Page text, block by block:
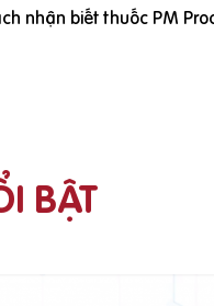
nhận biết thuốc PM
BẬT